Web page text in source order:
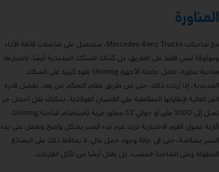
المناورة
مع شاحنات Mercedes‑Benz Trucks، ستحصل على شاحنات فائقة الأداء
وموثوقة ليس فقط على الطريق، بل كذلك للسكك الحديدية أيضًا. باعتبارها
شاحنة مناورة، تعمل حاملة الأجهزة Unimog بقوة كبيرة على السكك
الحديدية، إذا أردت ذلك، حتى عن طريق نظام التحكم عن بعد. بفضل قدرة
الجر العالية لإطاراتها المطاطية على القضبان الفولاذية، يمكنك نقل أحمال جر
تصل إلى 1000 طن أو حوالي 52 محاور عربة باستخدام شاحنة Unimog.
قارنة محول العزم الاختيارية تزيد عزم بدء السير بشكل واضح وتعمل على بدء
السير بسلاسة، حتى في حالة وجود حمل عالٍ. لا يحافظ ذلك على البضائع
المنقولة وعلى الشاحنة فحسب، بل يقلل أيضًا من تآكل القارنات.